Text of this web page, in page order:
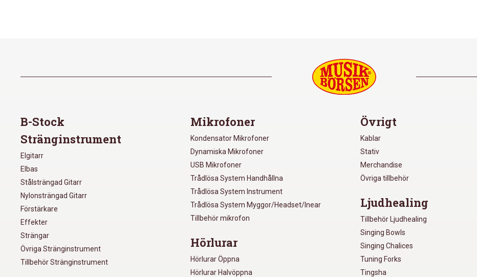
B-Stock
Stränginstrument
Elgitarr
Elbas
Stålsträngad Gitarr
Nylonsträngad Gitarr
Förstärkare
Effekter
Strängar
Övriga Stränginstrument
Tillbehör Stränginstrument
Mikrofoner
Kondensator Mikrofoner
Dynamiska Mikrofoner
USB Mikrofoner
Trådlösa System Handhållna
Trådlösa System Instrument
Trådlösa System Myggor/Headset/Inear
Tillbehör mikrofon
Hörlurar
Hörlurar Öppna
Hörlurar Halvöppna
Övrigt
Kablar
Stativ
Merchandise
Övriga tillbehör
Ljudhealing
Tillbehör Ljudhealing
Singing Bowls
Singing Chalices
Tuning Forks
Tingsha